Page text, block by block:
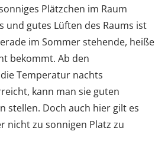
Plätzchen im Raum
und gutes Lüften des Raums ist
im Sommer stehende, heiße
bekommt. Ab den
Temperatur nachts
kann man sie guten
stellen. Doch auch hier gilt es
nicht zu sonnigen Platz zu